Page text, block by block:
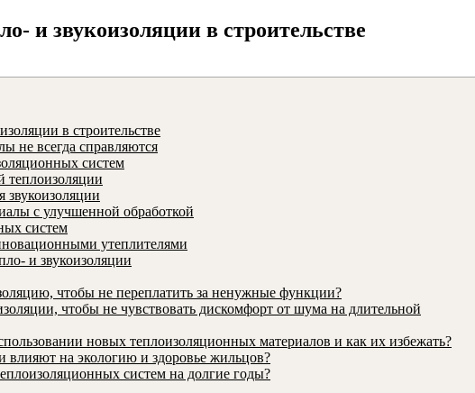
и звукоизоляции в строительстве
в строительстве
не всегда справляются
систем
теплоизоляции
с улучшенной обработкой
систем
утеплителями
и звукоизоляции
чтобы не переплатить за ненужные функции?
чтобы не чувствовать дискомфорт от шума на длительной
новых теплоизоляционных материалов и как их избежать?
на экологию и здоровье жильцов?
систем на долгие годы?